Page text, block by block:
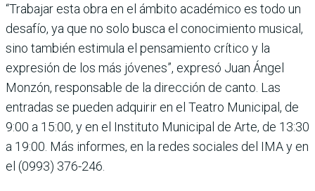
“Trabajar esta obra en el ámbito académico es todo un
desafío, ya que no solo busca el conocimiento musical,
sino también estimula el pensamiento crítico y la
expresión de los más jóvenes”, expresó Juan Ángel
Monzón, responsable de la dirección de canto. Las
entradas se pueden adquirir en el Teatro Municipal, de
9:00 a 15:00, y en el Instituto Municipal de Arte, de 13:30
a 19:00. Más informes, en la redes sociales del IMA y en
el (0993) 376-246.